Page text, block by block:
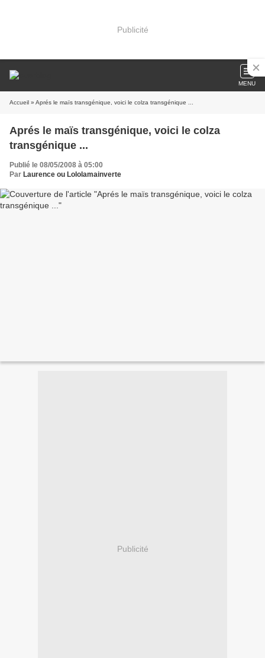
Publicité
MENU
Accueil » Aprés le maïs transgénique, voici le colza transgénique ...
Aprés le maïs transgénique, voici le colza
transgénique ...
Publié le 08/05/2008 à 05:00
Par Laurence ou Lololamainverte
Publicité